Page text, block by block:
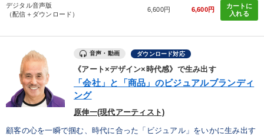
デジタル音声版
（配信＋ダウンロード）
6,600円 6,600円
カートに
入れる
音声・動画 ダウンロード対応
《アート×デザイン×時代感》で生み出す
「会社」と「商品」のビジュアルブランディ
ング
原伸一(現代アーティスト)
顧客の心を一瞬で掴む、時代に合った「ビジュアル」をいかに生み出す